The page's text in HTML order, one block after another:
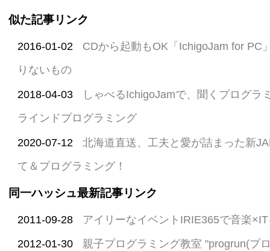
似た記事リンク
2016-01-02
CDから起動もOK「IchigoJam for PC
りないもの
2018-04-03
しゃべるIchigoJamで、聞くプログラ
ラインドプログラミング
2020-07-12
北海道直送、工夫と愛が詰まった新
て＆プログラミング！
同一ハッシュ最新記事リンク
2011-09-28 アイリーなイベントIRIE365で音楽
2012-01-30 親子プログラミング教室 "progrun(プ